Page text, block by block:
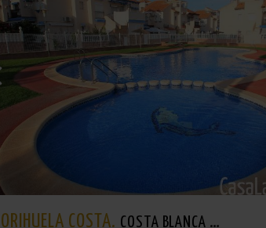
ORIHUELA COSTA. COSTA BLANCA SÜD